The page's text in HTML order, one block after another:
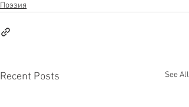
Поэзия
Recent Posts See All